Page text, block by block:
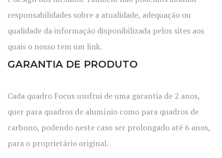
responsabilidades sobre a atualidade, adequação ou
qualidade da informação disponibilizada pelos sites aos
quais o nosso tem um link.
GARANTIA DE PRODUTO
Cada quadro Focus usufrui de uma garantia de 2 anos,
quer para quadros de alumínio como para quadros de
carbono, podendo neste caso ser prolongado até 6 anos,
para o proprietário original.